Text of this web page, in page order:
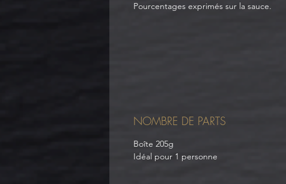
Pourcentages exprimés sur la sauce.
NOMBRE DE PARTS
Boîte 205g
Idéal pour 1 personne